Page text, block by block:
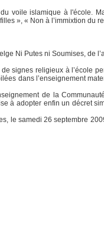
voile islamique à l'école.
», « Non à l’immixtion du
Ni Putes ni Soumises, de
signes religieux à l’école
dans l’enseignement
de la
à adopter enfin un décret
le samedi 26 septembre